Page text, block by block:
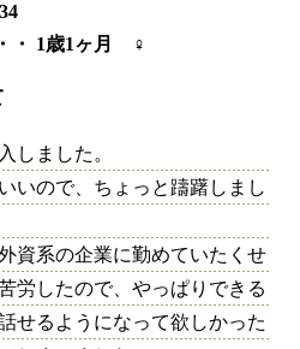
・ 1歳1ヶ月 ♀
しました。
いので、ちょっと躊躇しまし
資系の企業に勤めていたくせ
労したので、やっぱりできる
せるようになって欲しかった